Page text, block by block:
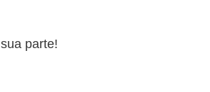
parte!